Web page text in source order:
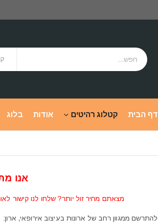
דף הבית קטלוג רהיטים אודות בלוג
אנו
מצאתם מחיר זול יותר? שלחו לנו קישור